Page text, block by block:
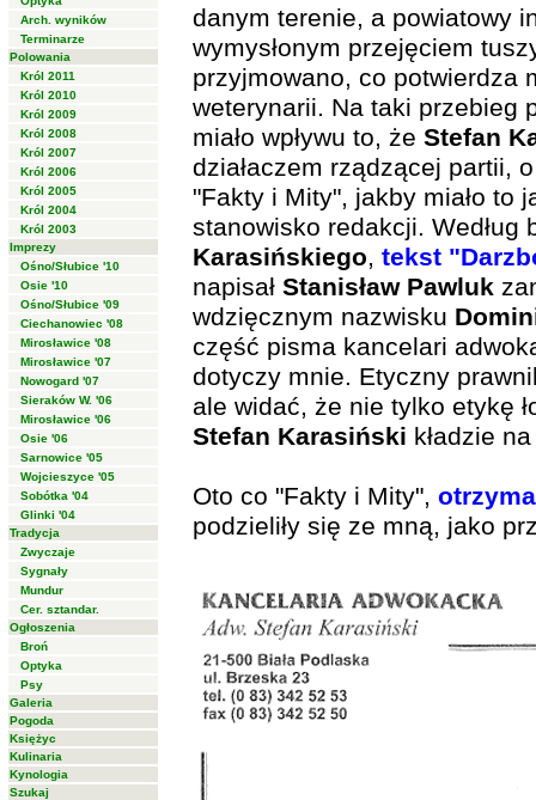
Arch. wyników
Terminarze
Polowania
Król 2011
Król 2010
Król 2009
Król 2008
Król 2007
Król 2006
Król 2005
Król 2004
Król 2003
Imprezy
Ośno/Słubice '10
Osie '10
Ośno/Słubice '09
Ciechanowiec '08
Mirosławice '08
Mirosławice '07
Nowogard '07
Sieraków W. '06
Mirosławice '06
Osie '06
Sarnowice '05
Wojcieszyce '05
Sobótka '04
Glinki '04
Tradycja
Zwyczaje
Sygnały
Mundur
Cer. sztandar.
Ogłoszenia
Broń
Optyka
Psy
Galeria
Pogoda
Księżyc
Kulinaria
Kynologia
Szukaj
danym terenie, a powiatowy
wymysłonym przejęciem
przyjmowano, co potwierdza
weterynarii. Na taki przebieg
miało wpływu to, że Stefan
działaczem rządzącej partii,
"Fakty i Mity", jakby miało to
stanowisko redakcji. Według
Karasińskiego, tekst
napisał Stanisław Pawluk
wdzięcznym nazwisku
część pisma kancelari
dotyczy mnie. Etyczny
ale widać, że nie tylko etykę
Stefan Karasiński kładzie
Oto co "Fakty i Mity",
podzieliły się ze mną, jako